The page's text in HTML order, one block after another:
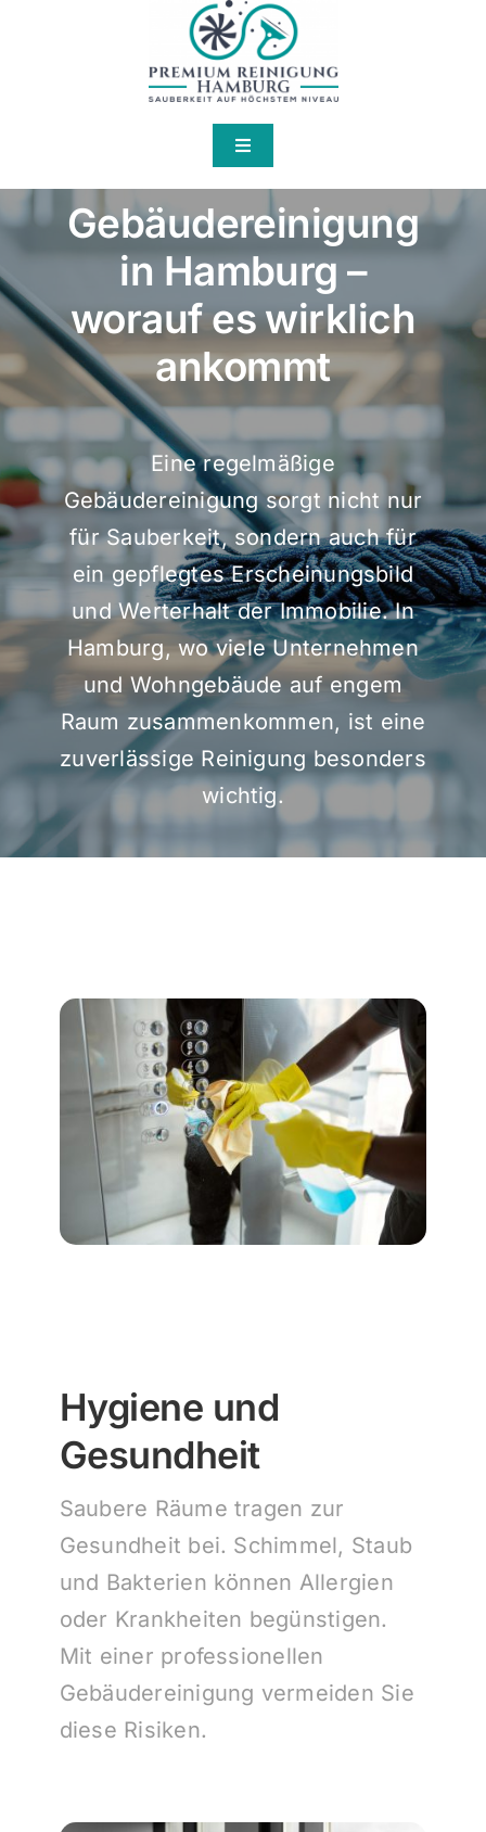
Toggle
Services
Kontakt
Gebäudereinigung
in Hamburg –
worauf es wirklich
ankommt
Eine regelmäßige
Gebäudereinigung sorgt nicht nur
für Sauberkeit, sondern auch für
ein gepflegtes Erscheinungsbild
und Werterhalt der Immobilie. In
Hamburg, wo viele Unternehmen
und Wohngebäude auf engem
Raum zusammenkommen, ist eine
zuverlässige Reinigung besonders
wichtig.
Hygiene und
Gesundheit
Saubere Räume tragen zur
Gesundheit bei. Schimmel, Staub
und Bakterien können Allergien
oder Krankheiten begünstigen.
Mit einer professionellen
Gebäudereinigung vermeiden Sie
diese Risiken.